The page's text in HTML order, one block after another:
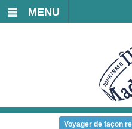
MENU
Voyager de façon